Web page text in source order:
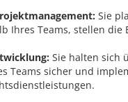
Sie
Ihres Teams, stellen
Sie halten sich
Teams sicher und